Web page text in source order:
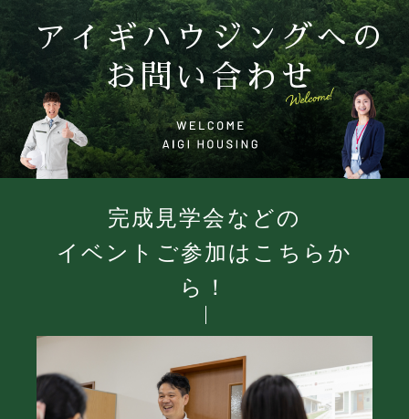
アイギハウジングへの
お問い合わせ
完成見学会などの
イベントご参加はこちらか
ら！